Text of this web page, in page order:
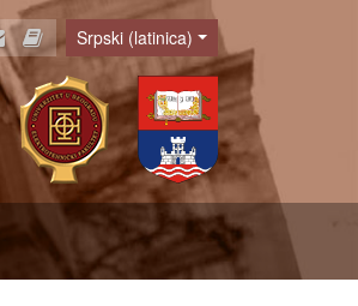
Language
Srpski (latinica)